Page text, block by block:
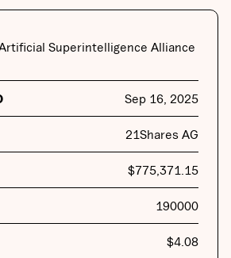
Superintelligence Alliance
Sep 16, 2025
21Shares AG
$775,371.15
190000
$4.08